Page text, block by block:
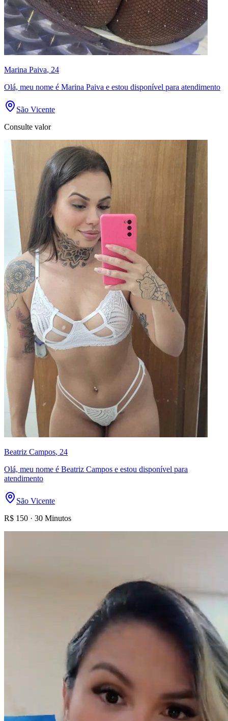
Marina Paiva, 24
Olá, meu nome é Marina Paiva e estou disponível para atendimento
São Vicente
Consulte valor
Beatriz Campos, 24
Olá, meu nome é Beatriz Campos e estou disponível para
atendimento
São Vicente
R$ 150 · 30 Minutos